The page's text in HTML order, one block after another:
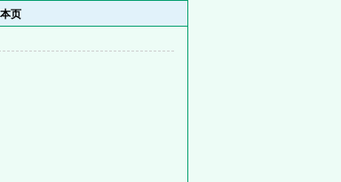
页